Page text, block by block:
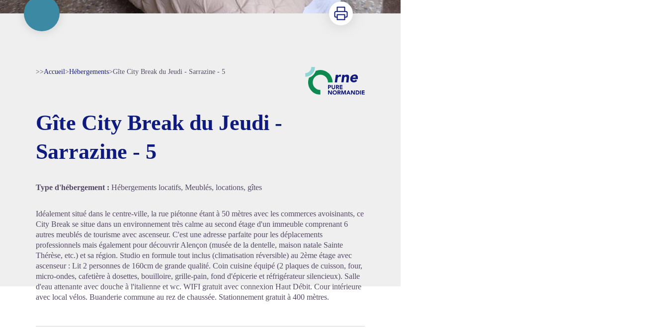
Imprimer
>>Accueil>Hébergements>Gîte City Break du Jeudi - Sarrazine - 5
Gîte City Break du Jeudi -
Sarrazine - 5
Type d'hébergement : Hébergements locatifs, Meublés, locations, gîtes
Idéalement situé dans le centre-ville, la rue piétonne étant à 50 mètres avec les commerces avoisinants, ce
City Break se situe dans un environnement très calme au second étage d'un immeuble comprenant 6
autres meublés de tourisme avec ascenseur. C'est une adresse parfaite pour les déplacements
professionnels mais également pour découvrir Alençon (musée de la dentelle, maison natale Sainte
Thérèse, etc.) et sa région. Studio en formule tout inclus (climatisation réversible) au 2ème étage avec
ascenseur : Lit 2 personnes de 160cm de grande qualité. Coin cuisine équipé (2 plaques de cuisson, four,
micro-ondes, cafetière à dosettes, bouilloire, grille-pain, fond d'épicerie et réfrigérateur silencieux). Salle
d'eau attenante avec douche à l'italienne et wc. WIFI gratuit avec connexion Haut Débit. Cour intérieure
avec local vélos. Buanderie commune au rez de chaussée. Stationnement gratuit à 400 mètres.